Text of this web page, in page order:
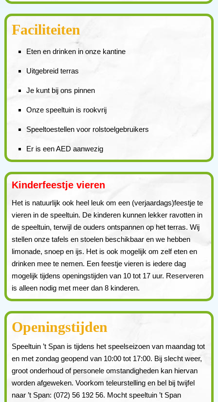
Faciliteiten
Eten en drinken in onze kantine
Uitgebreid terras
Je kunt bij ons pinnen
Onze speeltuin is rookvrij
Speeltoestellen voor rolstoelgebruikers
Er is een AED aanwezig
Kinderfeestje vieren
Het is natuurlijk ook heel leuk om een (verjaardags)feestje te
vieren in de speeltuin. De kinderen kunnen lekker ravotten in
de speeltuin, terwijl de ouders ontspannen op het terras. Wij
stellen onze tafels en stoelen beschikbaar en we hebben
limonade, snoep en ijs. Het is ook mogelijk om zelf eten en
drinken mee te nemen. Een feestje vieren is iedere dag
mogelijk tijdens openingstijden van 10 tot 17 uur. Reserveren
is alleen nodig met meer dan 8 kinderen.
Openingstijden
Speeltuin ’t Span is tijdens het speelseizoen van maandag tot
en met zondag geopend van 10:00 tot 17:00. Bij slecht weer,
groot onderhoud of personele omstandigheden kan hiervan
worden afgeweken. Voorkom teleurstelling en bel bij twijfel
naar ’t Span: (072) 56 192 56. Mocht speeltuin ’t Span